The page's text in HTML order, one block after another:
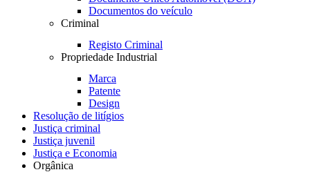
Documentos do veículo
Criminal
Registo Criminal
Propriedade Industrial
Marca
Patente
Design
Resolução de litígios
Justiça criminal
Justiça juvenil
Justiça e Economia
Orgânica